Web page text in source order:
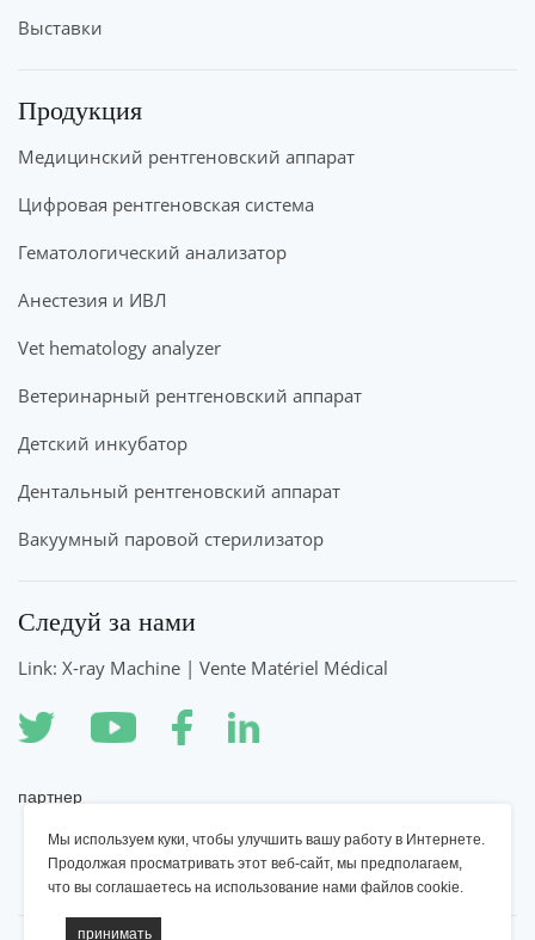
Мы используем куки, чтобы улучшить вашу работу в Интернете.
Продолжая просматривать этот веб-сайт, мы предполагаем,
что вы соглашаетесь на использование нами файлов cookie.
Выставки
Продукция
Медицинский рентгеновский аппарат
Цифровая рентгеновская система
Гематологический анализатор
Анестезия и ИВЛ
Vet hematology analyzer
Ветеринарный рентгеновский аппарат
Детский инкубатор
Дентальный рентгеновский аппарат
Вакуумный паровой стерилизатор
Следуй за нами
Link: X-ray Machine | Vente Matériel Médical
партнер
Рентгеновский аппарат YSENMED